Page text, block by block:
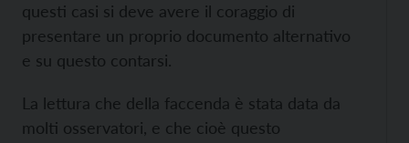
questi casi si deve avere il coraggio di
presentare un proprio documento alternativo
e su questo contarsi.
La lettura che della faccenda è stata data da
molti osservatori, e che cioè questo